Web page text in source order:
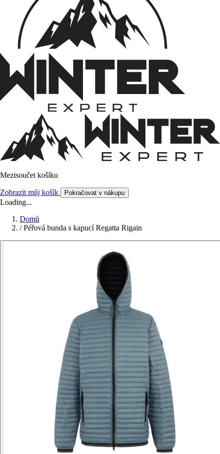
Mezisoučet košíku
Zobrazit můj košík Pokračovat v nákupu
Loading...
Domů
/ Péřová bunda s kapucí Regatta Rigain